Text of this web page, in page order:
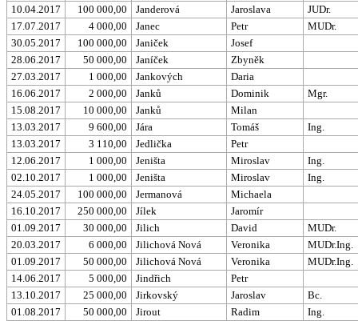
10.04.2017
100 000,00 Janderová Jaroslava
JUDr.
17.07.2017
4 000,00 Janec Petr
MUDr.
30.05.2017
100 000,00 Janiček
Josef
28.06.2017
50 000,00 Janíček
Zbyněk
27.03.2017
1 000,00 Jankových
Daria
16.06.2017
2 000,00 Janků Dominik
Mgr.
15.08.2017
10 000,00 Janků
Milan
13.03.2017
9 600,00 Jára Tomáš
Ing.
13.03.2017
3 110,00 Jedlička
Petr
12.06.2017
1 000,00 Jeništa Miroslav
Ing.
02.10.2017
1 000,00 Jeništa Miroslav
Ing.
24.05.2017
100 000,00 Jermanová
Michaela
16.10.2017
250 000,00 Jílek
Jaromír
01.09.2017
30 000,00 Jilich David
MUDr.
20.03.2017
6 000,00 Jilichová Nová Veronika
MUDr.Ing.
01.09.2017
50 000,00 Jilichová Nová Veronika
MUDr.Ing.
14.06.2017
5 000,00 Jindřich
Petr
13.10.2017
25 000,00 Jirkovský Jaroslav
Bc.
01.08.2017
50 000,00 Jirout Radim
Ing.